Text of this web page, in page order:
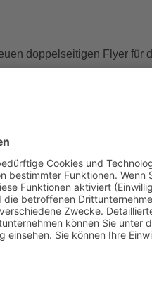
doppelseitigen Flyer
in Bonn-
und einem
von mir technisch